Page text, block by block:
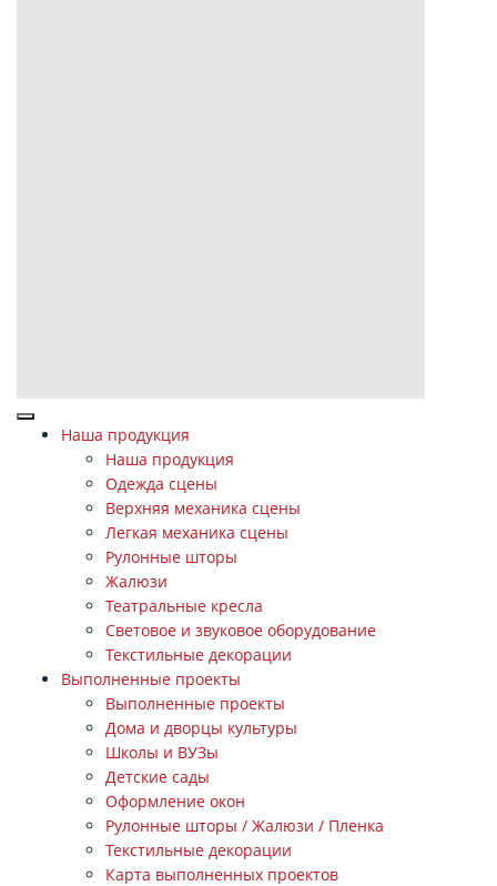
Наша продукция
Наша продукция
Одежда сцены
Верхняя механика сцены
Легкая механика сцены
Рулонные шторы
Жалюзи
Театральные кресла
Световое и звуковое оборудование
Текстильные декорации
Выполненные проекты
Выполненные проекты
Дома и дворцы культуры
Школы и ВУЗы
Детские сады
Оформление окон
Рулонные шторы / Жалюзи / Пленка
Текстильные декорации
Карта выполненных проектов